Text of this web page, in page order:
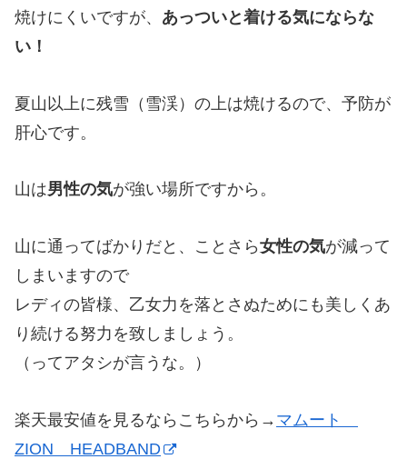
焼けにくいですが、 あっついと着ける気にならな
い！
夏山以上に残雪（雪渓）の上は焼けるので、予防が
肝心です。
山は男性の気が強い場所ですから。
山に通ってばかりだと、ことさら女性の気が減って
しまいますので
レディの皆様、乙女力を落とさぬためにも美しくあ
り続ける努力を致しましょう。
（ってアタシが言うな。）
楽天最安値を見るならこちらから→ マムート
ZION HEADBAND